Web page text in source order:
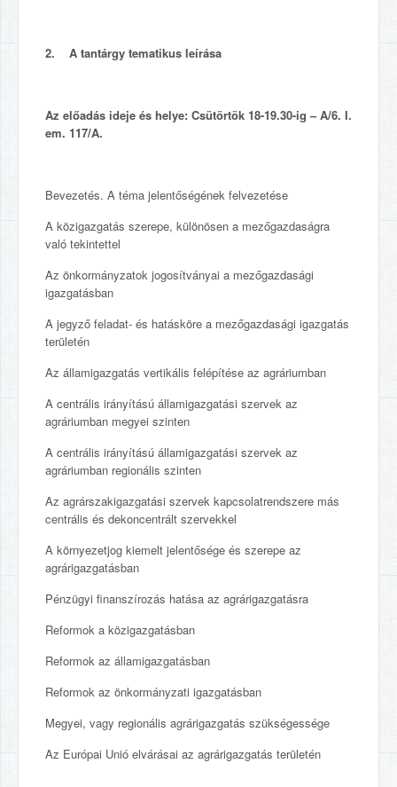
2. A tantárgy tematikus leírása
Az előadás ideje és helye: Csütörtök 18-19.30-ig – A/6. I.
em. 117/A.
Bevezetés. A téma jelentőségének felvezetése
A közigazgatás szerepe, különösen a mezőgazdaságra
való tekintettel
Az önkormányzatok jogosítványai a mezőgazdasági
igazgatásban
A jegyző feladat- és hatásköre a mezőgazdasági igazgatás
területén
Az államigazgatás vertikális felépítése az agráriumban
A centrális irányítású államigazgatási szervek az
agráriumban megyei szinten
A centrális irányítású államigazgatási szervek az
agráriumban regionális szinten
Az agrárszakigazgatási szervek kapcsolatrendszere más
centrális és dekoncentrált szervekkel
A környezetjog kiemelt jelentősége és szerepe az
agrárigazgatásban
Pénzügyi finanszírozás hatása az agrárigazgatásra
Reformok a közigazgatásban
Reformok az államigazgatásban
Reformok az önkormányzati igazgatásban
Megyei, vagy regionális agrárigazgatás szükségessége
Az Európai Unió elvárásai az agrárigazgatás területén